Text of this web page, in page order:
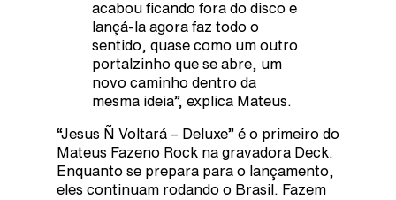
acabou ficando fora do disco e
lançá-la agora faz todo o
sentido, quase como um outro
portalzinho que se abre, um
novo caminho dentro da
mesma ideia”, explica Mateus.
“Jesus Ñ Voltará – Deluxe” é o primeiro do
Mateus Fazeno Rock na gravadora Deck.
Enquanto se prepara para o lançamento,
eles continuam rodando o Brasil. Fazem